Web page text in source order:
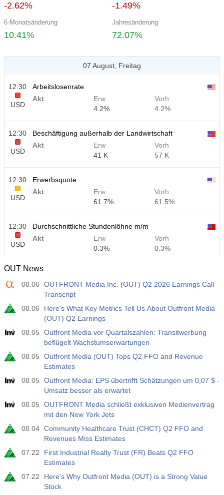
-2.62% -1.49%
6-Monatsänderung
10.41%
Jahresänderung
72.07%
07 August, Freitag
12:30
USD
Arbeitslosenrate
Akt
Erw
4.2%
Vorh
4.2%
12:30
USD
Beschäftigung außerhalb der Landwirtschaft
Akt
Erw
41 K
Vorh
57 K
12:30
USD
Erwerbsquote
Akt
Erw
61.7%
Vorh
61.5%
12:30
USD
Durchschnittliche Stundenlöhne m/m
Akt
Erw
0.3%
Vorh
0.3%
12:30
Durchschnittlicher Wochenverdienst y/y
Akt
Erw
Vorh
USD
Beschäftigung außerhalb der Landwirtschaft
Akt
Erw
40 K
Vorh
USD
U6 Arbeitslosenrate
Akt
Erw
7.9%
Vorh
USD
Baker Hughes Ölplattformzählung
Akt
Erw
Vorh
451
17:00
USD
Baker Hughes US, Gesamtzahl der Ölförderanlagen
588
OUT News
08.06
OUTFRONT Media Inc. (OUT) Q2 2026 Earnings Call
Transcript
08.06
Here's What Key Metrics Tell Us About Outfront Media
(OUT) Q2 Earnings
08.05
Outfront Media vor Quartalszahlen: Transitwerbung
beflügelt Wachstumserwartungen
08.05
Outfront Media (OUT) Tops Q2 FFO and Revenue
Estimates
08.05
Outfront Media: EPS übertrifft Schätzungen um 0,07 $ -
Umsatz besser als erwartet
08.05
OUTFRONT Media schließt exklusiven Medienvertrag
mit den New York Jets
08.04 Community Healthcare Trust (CHCT) Q2 FFO and
Revenues Miss Estimates
07.22
First Industrial Realty Trust (FR) Beats Q2 FFO
Estimates
07.22
Here's Why Outfront Media (OUT) is a Strong Value
Stock